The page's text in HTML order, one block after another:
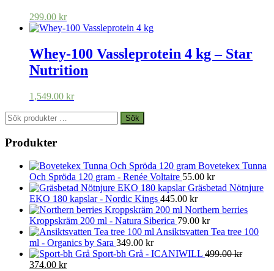
299.00 kr
Whey-100 Vassleprotein 4 kg – Star
Nutrition
1,549.00 kr
Sök
efter:
Sök
Produkter
Bovetekex Tunna
Och Spröda 120 gram - Renée Voltaire 55.00 kr
Gräsbetad Nötnjure
EKO 180 kapslar - Nordic Kings 445.00 kr
Northern berries
Kroppskräm 200 ml - Natura Siberica 79.00 kr
Ansiktsvatten Tea tree 100
ml - Organics by Sara 349.00 kr
Sport-bh Grå - ICANIWILL 499.00kr
Det
374.00 krDet